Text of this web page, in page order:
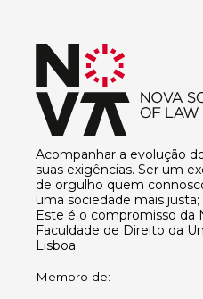
Acompanhar a evolução
suas exigências. Ser um
de orgulho quem
uma sociedade mais
Este é o compromisso da
Faculdade de Direito da
Lisboa.
Membro de: